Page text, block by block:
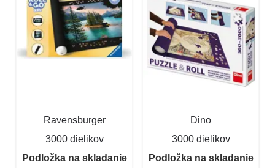
Ravensburger
3000 dielikov
Podložka na skladanie
Dino
3000 dielikov
Podložka na skladanie